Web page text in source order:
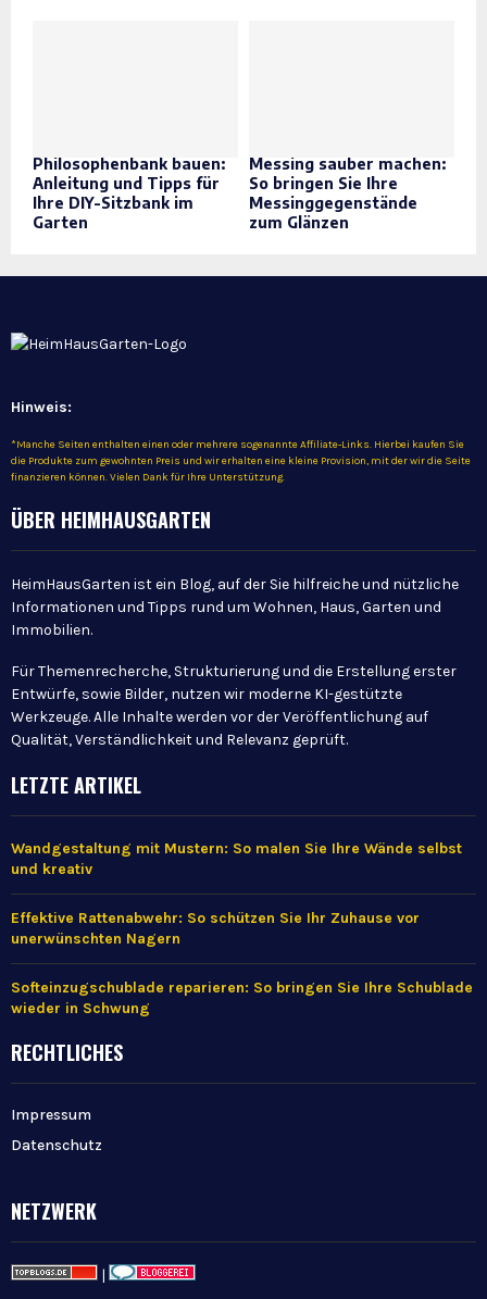
Philosophenbank bauen:
Anleitung und Tipps für
Ihre DIY-Sitzbank im
Garten
Messing sauber machen:
So bringen Sie Ihre
Messinggegenstände
zum Glänzen
Hinweis:
*Manche Seiten enthalten einen oder mehrere sogenannte Affiliate-Links. Hierbei kaufen Sie
die Produkte zum gewohnten Preis und wir erhalten eine kleine Provision, mit der wir die Seite
finanzieren können. Vielen Dank für Ihre Unterstützung.
ÜBER HEIMHAUSGARTEN
HeimHausGarten ist ein Blog, auf der Sie hilfreiche und nützliche
Informationen und Tipps rund um Wohnen, Haus, Garten und
Immobilien.
Für Themenrecherche, Strukturierung und die Erstellung erster
Entwürfe, sowie Bilder, nutzen wir moderne KI-gestützte
Werkzeuge. Alle Inhalte werden vor der Veröffentlichung auf
Qualität, Verständlichkeit und Relevanz geprüft.
LETZTE ARTIKEL
Wandgestaltung mit Mustern: So malen Sie Ihre Wände selbst
und kreativ
Effektive Rattenabwehr: So schützen Sie Ihr Zuhause vor
unerwünschten Nagern
Softeinzugschublade reparieren: So bringen Sie Ihre Schublade
wieder in Schwung
RECHTLICHES
Impressum
Datenschutz
NETZWERK
|